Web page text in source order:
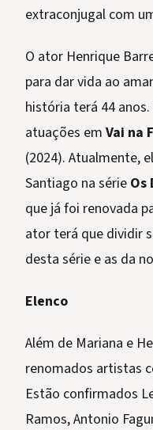
extraconjugal com
O ator Henrique
para dar vida ao
história terá 44
atuações em Vai na
(2024). Atualmente,
Santiago na série Os
que já foi renovada
ator terá que dividir
desta série e as da
Elenco
Além de Mariana e
renomados artistas
Estão confirmados
Ramos, Antonio